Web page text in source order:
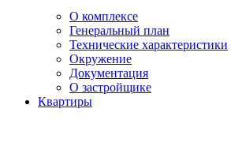
О комплексе
Генеральный план
Технические характеристики
Окружение
Документация
О застройщике
Квартиры